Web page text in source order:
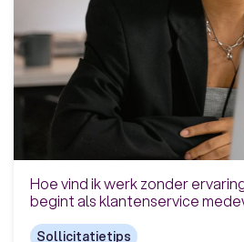
Hoe vind ik werk zonder
begint als klantenservice
Sollicitatietips